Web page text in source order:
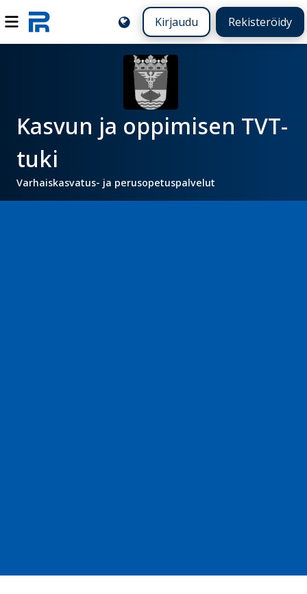
Kirjaudu Rekisteröidy
Kasvun ja oppimisen TVT-
tuki
Varhaiskasvatus- ja perusopetuspalvelut